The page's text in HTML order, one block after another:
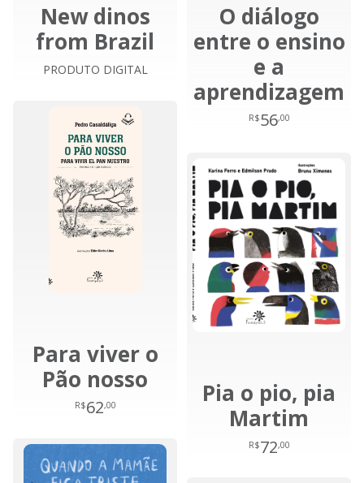
New dinos
from Brazil
PRODUTO DIGITAL
O diálogo
entre o ensino
e a
aprendizagem
R$56,00
Para viver o
Pão nosso
R$62,00
Pia o pio, pia
Martim
R$72,00